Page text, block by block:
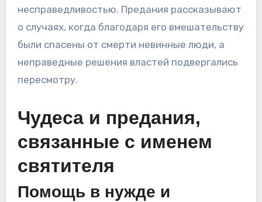
несправедливостью. Предания рассказывают
о случаях, когда благодаря его вмешательству
были спасены от смерти невинные люди, а
неправедные решения властей подвергались
пересмотру.
Чудеса и предания,
связанные с именем
святителя
Помощь в нужде и